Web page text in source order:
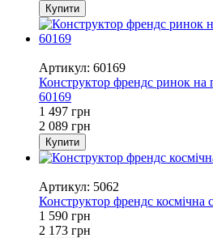
Купити
Артикул: 60169
Конструктор френдс ринок на
60169
1 497 грн
2 089 грн
Купити
Артикул: 5062
Конструктор френдс космічна
1 590 грн
2 173 грн